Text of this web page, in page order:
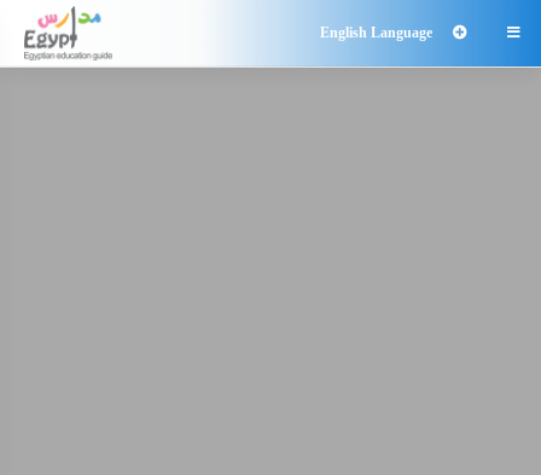

English Language